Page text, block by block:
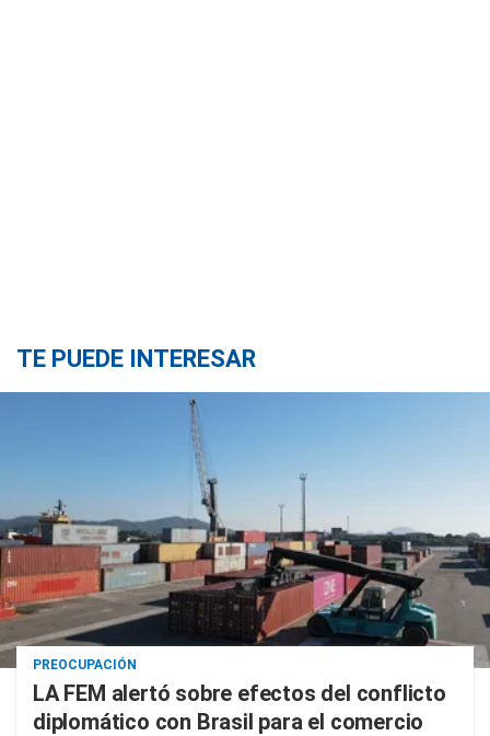
TE PUEDE INTERESAR
PREOCUPACIÓN
LA FEM alertó sobre efectos del conflicto
diplomático con Brasil para el comercio